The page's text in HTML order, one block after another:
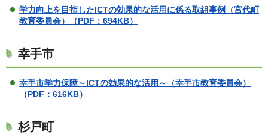
学力向上を目指したICTの効果的な活用に係る取組事例（宮代町
教育委員会）
（PDF：694KB）
幸手市
幸手市学力保障～ICTの効果的な活用～（幸手市教育委員会）
（PDF：616KB）
杉戸町